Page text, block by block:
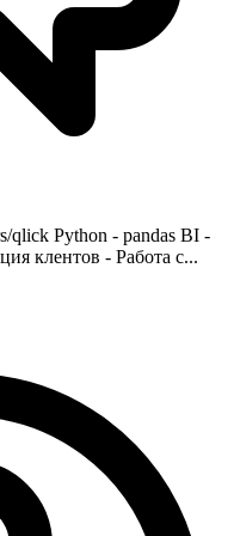
qlick Python - pandas BI -
клентов - Работа с...